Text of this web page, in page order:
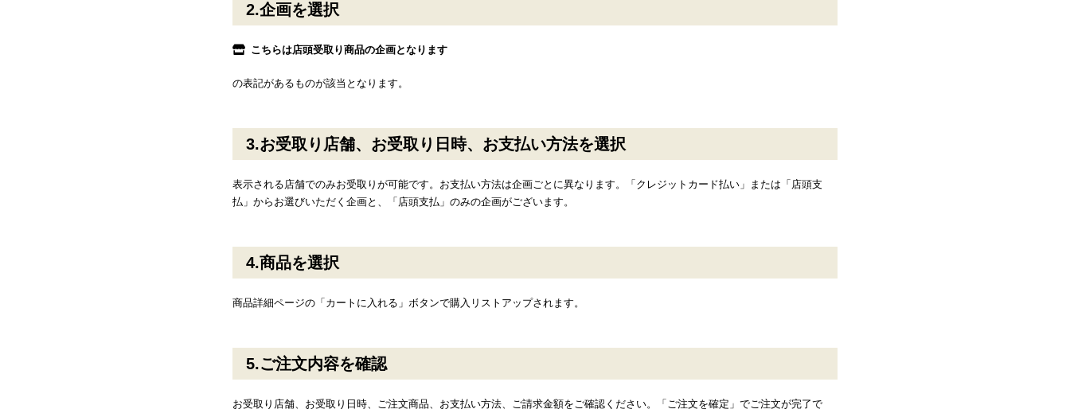
企画を選択
こちらは店頭受取り商品の企画となります
の表記があるものが該当となります。
お受取り店舗、お受取り日時、お支払い方法を選択
表示される店舗でのみお受取りが可能です。お支払い方法は企画ごとに異なります。「クレジットカード払い」または「店頭支
払」からお選びいただく企画と、「店頭支払」のみの企画がございます。
商品を選択
商品詳細ページの「カートに入れる」ボタンで購入リストアップされます。
ご注文内容を確認
お受取り店舗、お受取り日時、ご注文商品、お支払い方法、ご請求金額をご確認ください。「ご注文を確定」でご注文が完了で